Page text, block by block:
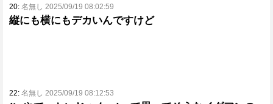
20: 名無し 2025/09/19 08:02:59
縦にも横にもデカいんですけど
22: 名無し 2025/09/19 08:12:53